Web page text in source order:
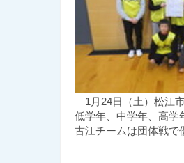
1月24日（土）松江
低学年、中学年、高学
古江チームは団体戦で